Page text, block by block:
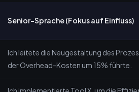
Senior-Sprache (Fokus auf Einfluss)
Ich leitete die Neugestaltung des
der Overhead-Kosten um 15% führte.